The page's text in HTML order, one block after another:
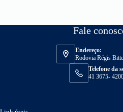
Fale
Endereço:
Rodovia Régis
Telefone da
41 3675-